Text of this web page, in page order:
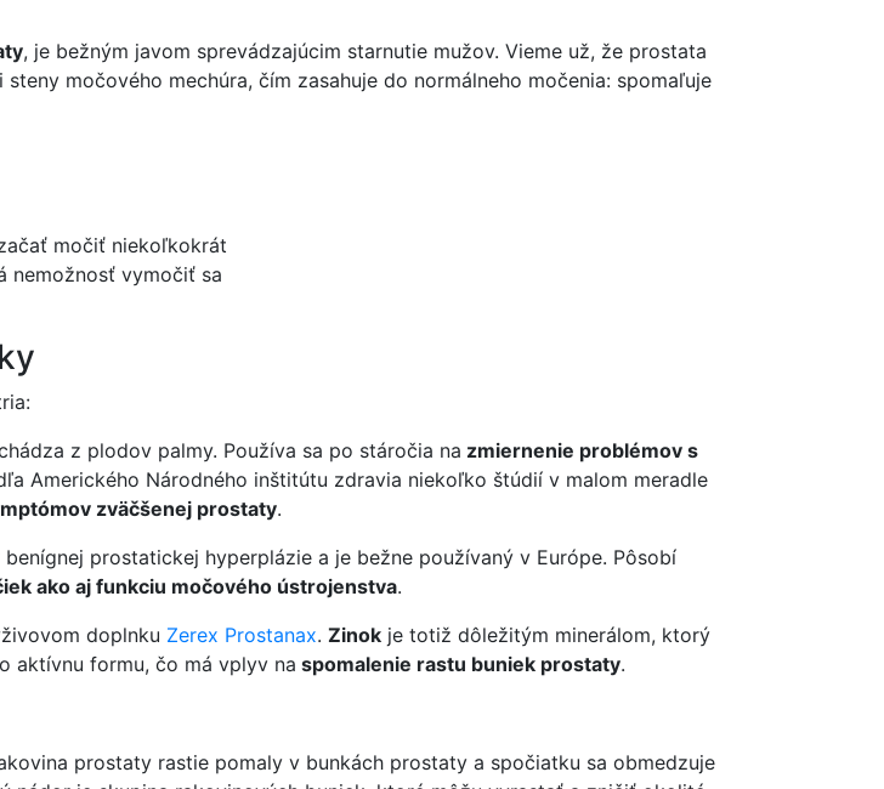
, je bežným javom sprevádzajúcim starnutie mužov. Vieme už, že prostata
močového mechúra, čím zasahuje do normálneho močenia: spomaľuje
močiť niekoľkokrát
nemožnosť vymočiť sa
z plodov palmy. Používa sa po stáročia na zmiernenie problémov s
Amerického Národného inštitútu zdravia niekoľko štúdií v malom meradle
zväčšenej prostaty.
prostatickej hyperplázie a je bežne používaný v Európe. Pôsobí
ako aj funkciu močového ústrojenstva.
doplnku Zerex Prostanax. Zinok je totiž dôležitým minerálom, ktorý
aktívnu formu, čo má vplyv na spomalenie rastu buniek prostaty.
prostaty rastie pomaly v bunkách prostaty a spočiatku sa obmedzuje